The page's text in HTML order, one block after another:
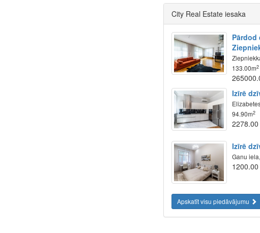
City Real Estate iesaka
Pārdod
133.00m2
Izīrē
94.90m2
Izīrē
Ganu
Apskatīt visu piedāvājumu